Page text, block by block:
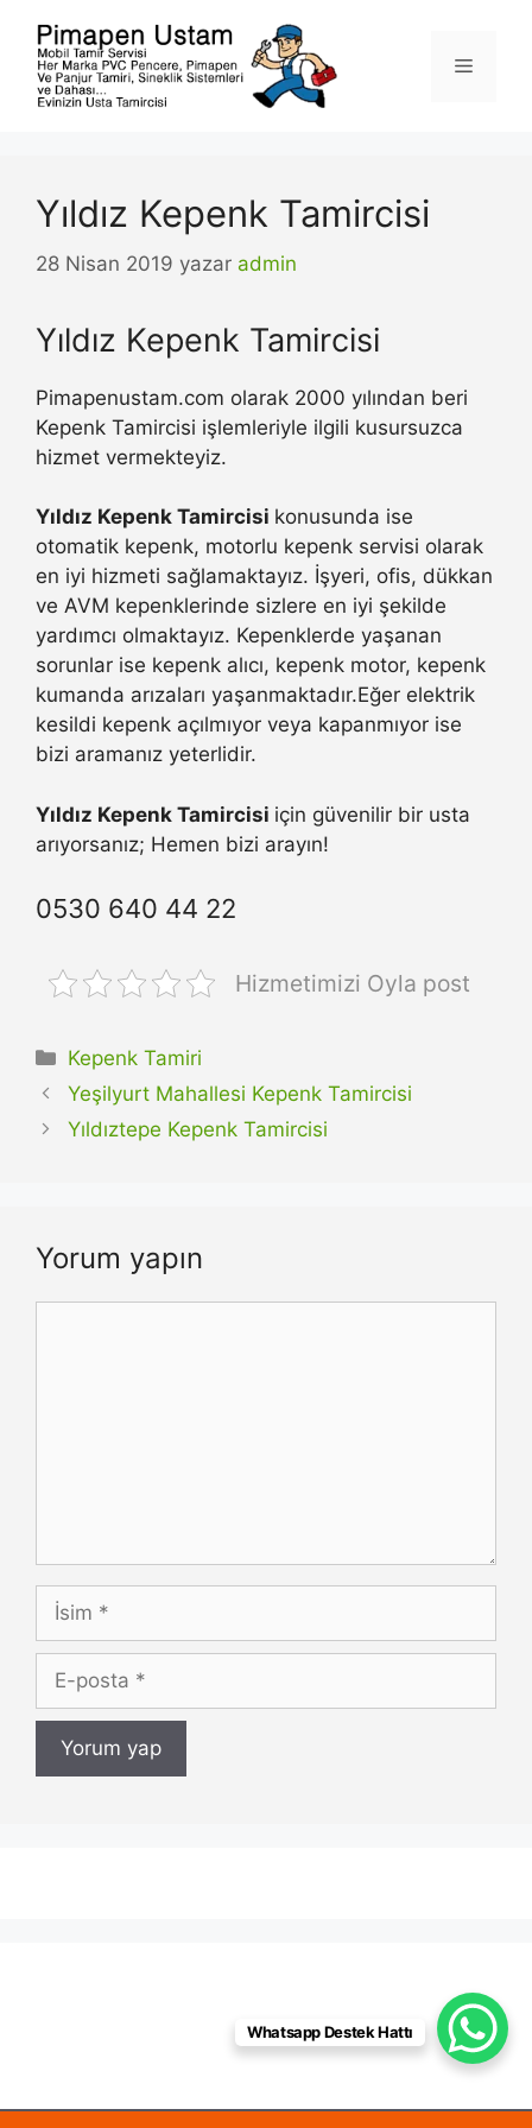
Menü
Yıldız Kepenk Tamircisi
28 Nisan 2019 yazar admin
Yıldız Kepenk Tamircisi
Pimapenustam.com olarak 2000 yılından beri
Kepenk Tamircisi işlemleriyle ilgili kusursuzca
hizmet vermekteyiz.
Yıldız Kepenk Tamircisi konusunda ise
otomatik kepenk, motorlu kepenk servisi olarak
en iyi hizmeti sağlamaktayız. İşyeri, ofis, dükkan
ve AVM kepenklerinde sizlere en iyi şekilde
yardımcı olmaktayız. Kepenklerde yaşanan
sorunlar ise kepenk alıcı, kepenk motor, kepenk
kumanda arızaları yaşanmaktadır.Eğer elektrik
kesildi kepenk açılmıyor veya kapanmıyor ise
bizi aramanız yeterlidir.
Yıldız Kepenk Tamircisi için güvenilir bir usta
arıyorsanız; Hemen bizi arayın!
0530 640 44 22
Hizmetimizi Oyla post
Kategoriler
Kepenk Tamiri
Yeşilyurt Mahallesi Kepenk Tamircisi
Yıldıztepe Kepenk Tamircisi
Yorum yapın
İsim
posta
Whatsapp Destek Hattı